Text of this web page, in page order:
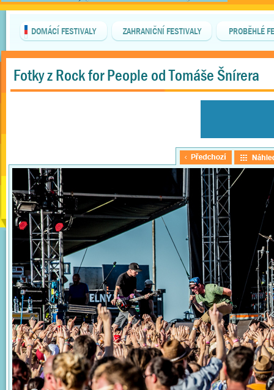
DOMÁCÍ FESTIVALY ZAHRANIČNÍ FESTIVALY PROBĚHLÉ
Fotky z Rock for People od Tomáše Šnírera